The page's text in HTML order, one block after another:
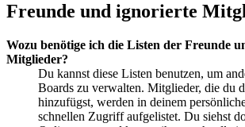
Freunde und ignorierte
Wozu benötige ich die Listen der Freunde
Mitglieder?
Du kannst diese Listen benutzen, um
Boards zu verwalten. Mitglieder, die du
hinzufügst, werden in deinem
schnellen Zugriff aufgelistet. Du siehst